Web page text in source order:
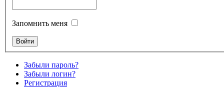
Запомнить меня
Забыли пароль?
Забыли логин?
Регистрация